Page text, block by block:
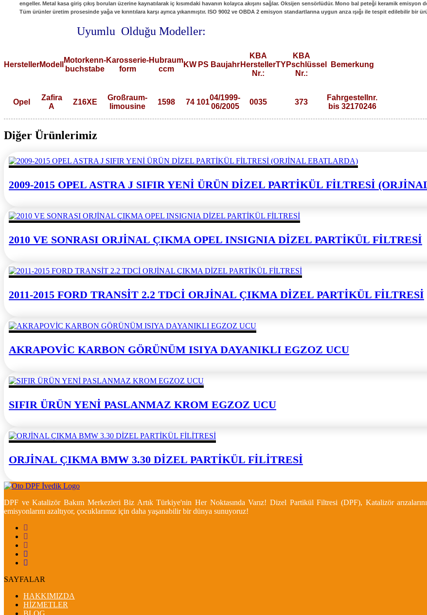
engeller. Metal kasa giriş çıkış boruları üzerine kaynatılarak iç kısımdaki havanın kolayca akışını sağlar. Oksijen sensörlüdür. Mono bal peteği keramik emisyon
Tüm ürünler üretim prosesinde yağa ve kırıntılara karşı ayrıca yıkanmıştır. ISO 9002 ve OBDA 2 emisyon standartlarına uygun arıza ışığı ile tespit edilebilir bir
Uyumlu Olduğu Modeller:
HerstellerModell
Motorkenn-
buchstabe
Karosserie-
form
Hubraum
ccm
KW PS Baujahr
KBA
Hersteller
Nr.:
KBA
TYPschlüssel
Nr.:
Bemerkung
Opel
Zafira
A
Z16XE
Großraum-
limousine
1598 74 101
04/1999-
06/2005
0035 373
Fahrgestellnr.
bis 32170246
Diğer Ürünlerimiz
2009-2015 OPEL ASTRA J SIFIR YENİ ÜRÜN DİZEL PARTİKÜL FİLTRESİ
2010 VE SONRASI ORJİNAL ÇIKMA OPEL INSIGNIA DİZEL PARTİKÜL FİLTRESİ
2011-2015 FORD TRANSİT 2.2 TDCİ ORJİNAL ÇIKMA DİZEL PARTİKÜL FİLTRESİ
AKRAPOVİC KARBON GÖRÜNÜM ISIYA DAYANIKLI EGZOZ UCU
SIFIR ÜRÜN YENİ PASLANMAZ KROM EGZOZ UCU
ORJİNAL ÇIKMA BMW 3.30 DİZEL PARTİKÜL FİLİTRESİ
DPF ve Katalizör Bakım Merkezleri Biz Artık Türkiye'nin Her Noktasında Varız! Dizel Partikül Filtresi (DPF), Katalizör
emisyonlarını azaltıyor, çocuklarımız için daha yaşanabilir bir dünya sunuyoruz!
SAYFALAR
HAKKIMIZDA
HİZMETLER
BLOG